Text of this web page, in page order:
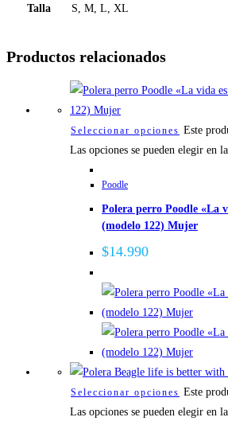
Talla S, M, L, XL
Productos relacionados
Seleccionar opciones Este
Las opciones se pueden elegir en
Poodle
Polera perro Poodle «La
(modelo 122) Mujer
$14.990
Seleccionar opciones Este
Las opciones se pueden elegir en